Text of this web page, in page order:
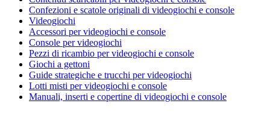
Confezioni e scatole originali di videogiochi e console
Videogiochi
Accessori per videogiochi e console
Console per videogiochi
Pezzi di ricambio per videogiochi e console
Giochi a gettoni
Guide strategiche e trucchi per videogiochi
Lotti misti per videogiochi e console
Manuali, inserti e copertine di videogiochi e console